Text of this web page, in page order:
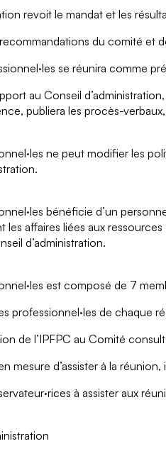
revoit le mandat et les
du comité
se réunira comme
au Conseil
publiera les procès-
ne peut modifier les
bénéficie d’un
affaires liées aux
d’administration.
est composé de 7
professionnel·les de chaque
de l’IPFPC au Comité
mesure d’assister à la
à assister aux